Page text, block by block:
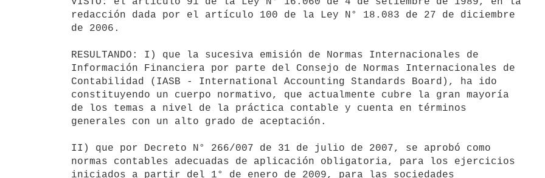
redacción dada por el artículo 100 de la Ley N° 18.083 de 27 de diciembre
de 2006.
RESULTANDO: I) que la sucesiva emisión de Normas Internacionales de
Información Financiera por parte del Consejo de Normas Internacionales de
Contabilidad (IASB - International Accounting Standards Board), ha ido
constituyendo un cuerpo normativo, que actualmente cubre la gran mayoría
de los temas a nivel de la práctica contable y cuenta en términos
generales con un alto grado de aceptación.
II) que por Decreto N° 266/007 de 31 de julio de 2007, se aprobó como
normas contables adecuadas de aplicación obligatoria, para los ejercicios
iniciados a partir del 1° de enero de 2009, para las sociedades